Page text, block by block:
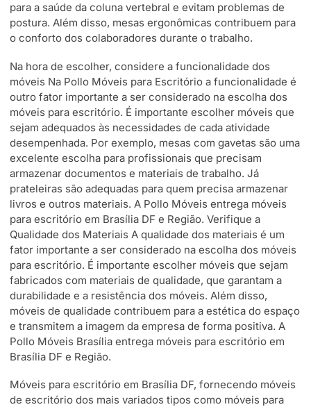
para a saúde da coluna vertebral e evitam problemas de
postura. Além disso, mesas ergonômicas contribuem para
o conforto dos colaboradores durante o trabalho.
Na hora de escolher, considere a funcionalidade dos
móveis Na Pollo Móveis para Escritório a funcionalidade é
outro fator importante a ser considerado na escolha dos
móveis para escritório. É importante escolher móveis que
sejam adequados às necessidades de cada atividade
desempenhada. Por exemplo, mesas com gavetas são uma
excelente escolha para profissionais que precisam
armazenar documentos e materiais de trabalho. Já
prateleiras são adequadas para quem precisa armazenar
livros e outros materiais. A Pollo Móveis entrega móveis
para escritório em Brasília DF e Região. Verifique a
Qualidade dos Materiais A qualidade dos materiais é um
fator importante a ser considerado na escolha dos móveis
para escritório. É importante escolher móveis que sejam
fabricados com materiais de qualidade, que garantam a
durabilidade e a resistência dos móveis. Além disso,
móveis de qualidade contribuem para a estética do espaço
e transmitem a imagem da empresa de forma positiva. A
Pollo Móveis Brasília entrega móveis para escritório em
Brasília DF e Região.
Móveis para escritório em Brasília DF, fornecendo móveis
de escritório dos mais variados tipos como móveis para